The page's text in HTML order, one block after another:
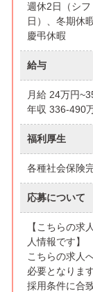
週休2日（シ
日）、冬期休
慶弔休暇
給与
月給 24万円
年収 336-490
福利厚生
各種社会保険
応募について
【こちらの求
人情報です】
こちらの求人
必要となります
採用条件に合